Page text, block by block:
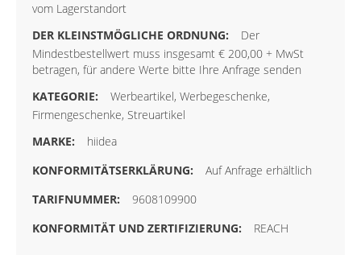
vom Lagerstandort
Der
Mindestbestellwert muss insgesamt € 200,00 + MwSt
betragen, für andere Werte bitte Ihre Anfrage senden
Werbeartikel, Werbegeschenke,
Firmengeschenke, Streuartikel
hiidea
Auf Anfrage erhältlich
9608109900
REACH